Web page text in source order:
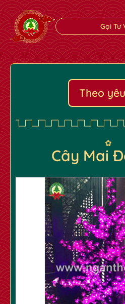
Gọi Tư
Theo
Cây Mai